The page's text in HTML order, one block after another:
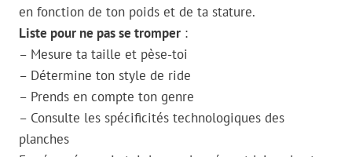
en fonction de ton poids et de ta stature.
Liste pour ne pas se tromper :
– Mesure ta taille et pèse-toi
– Détermine ton style de ride
– Prends en compte ton genre
– Consulte les spécificités technologiques des
planches